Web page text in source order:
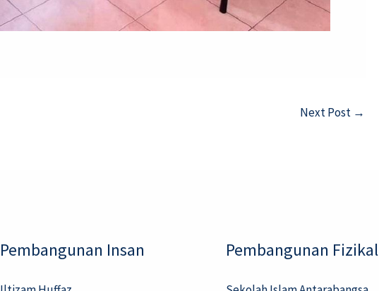
Next Post →
Pembangunan Insan Pembangunan Fizikal